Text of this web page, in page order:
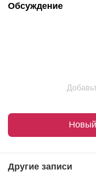
Обсуждение
Другие записи